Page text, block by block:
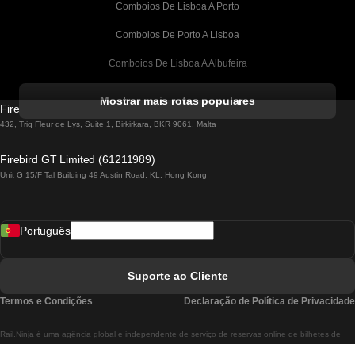
Comboios De Lisboa A Porto
Comboios De Porto A Lisboa
Comboios De Lisboa A Albufeira
Comboios De Lisboa A Lagos
Comboios De Lisboa A Madrid
Mostrar mais rotas populares
Firebird GT Limited (OC 1451)
432, Triq Fleur de Lys, Suite 1, Birkirkara, BKR 9061, Malta
Firebird GT Limited (61211989)
Unit G 15/F Tal Building 49 Austin Road, KL, Hong Kong
Rail.Ninja é uma agência global e independente de serviço de reservas online de bilhetes de
Português
Suporte ao Cliente
Termos e Condições Declaração de Política de Privacidade